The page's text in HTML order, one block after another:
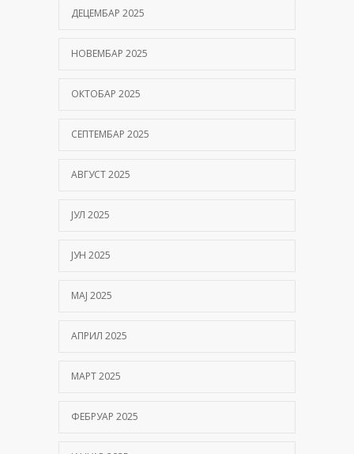
ДЕЦЕМБАР 2025
НОВЕМБАР 2025
ОКТОБАР 2025
СЕПТЕМБАР 2025
АВГУСТ 2025
ЈУЛ 2025
ЈУН 2025
МАЈ 2025
АПРИЛ 2025
МАРТ 2025
ФЕБРУАР 2025